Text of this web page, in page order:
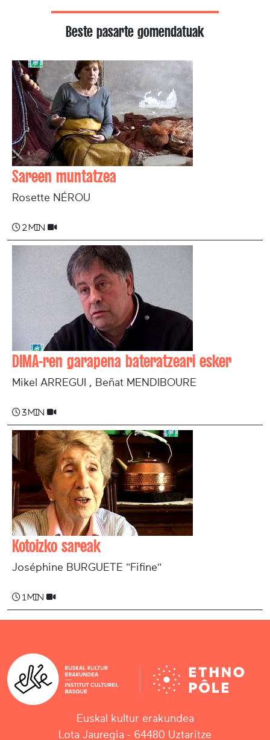
Beste pasarte gomendatuak
Sareen muntatzea
Rosette NÉROU
2 min
DIMA-ren garapena bateratzeari esker
Mikel ARREGUI , Beñat MENDIBOURE
3 min
Kotoizko sareak
Joséphine BURGUETE "Fifine"
1 min
Euskal kultur erakundea
Lota Jauregia - 64480 Uztaritze